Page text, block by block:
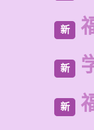
新
新
新